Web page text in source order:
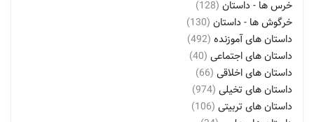
خرس ها - داستان (128)
خرگوش ها - داستان (130)
داستان های آموزنده (492)
داستان های اجتماعی (40)
داستان های اخلاقی (66)
داستان های تخیلی (974)
داستان های تربیتی (106)